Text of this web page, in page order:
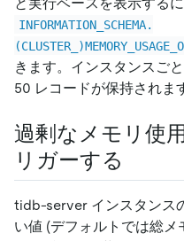
INFORMATION_SCHEMA.
きます。インスタンスご
50 レコードが保持されま
過剰なメモリ使
リガーする
tidb-server インスタンス
い値 (デフォルトでは総メ